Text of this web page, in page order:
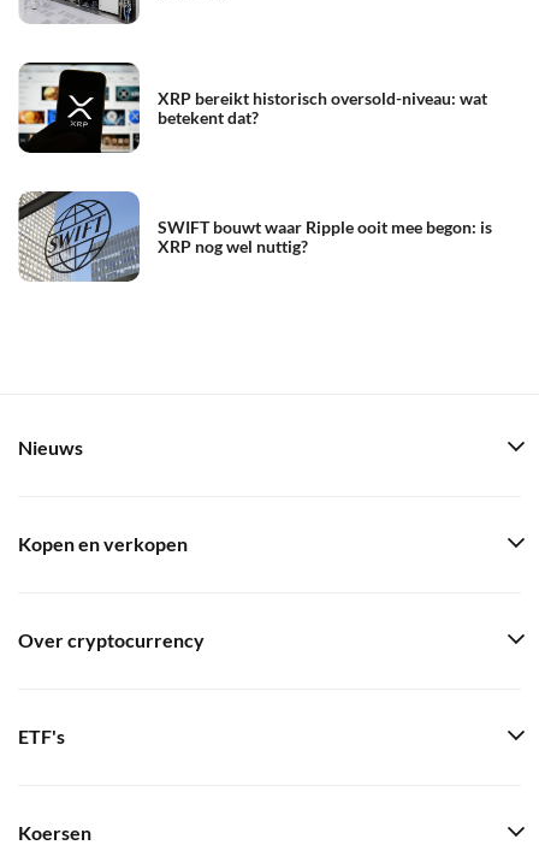
XRP bereikt historisch oversold-niveau: wat
betekent dat?
SWIFT bouwt waar Ripple ooit mee begon: is
XRP nog wel nuttig?
Nieuws
Kopen en verkopen
Over cryptocurrency
ETF's
Koersen